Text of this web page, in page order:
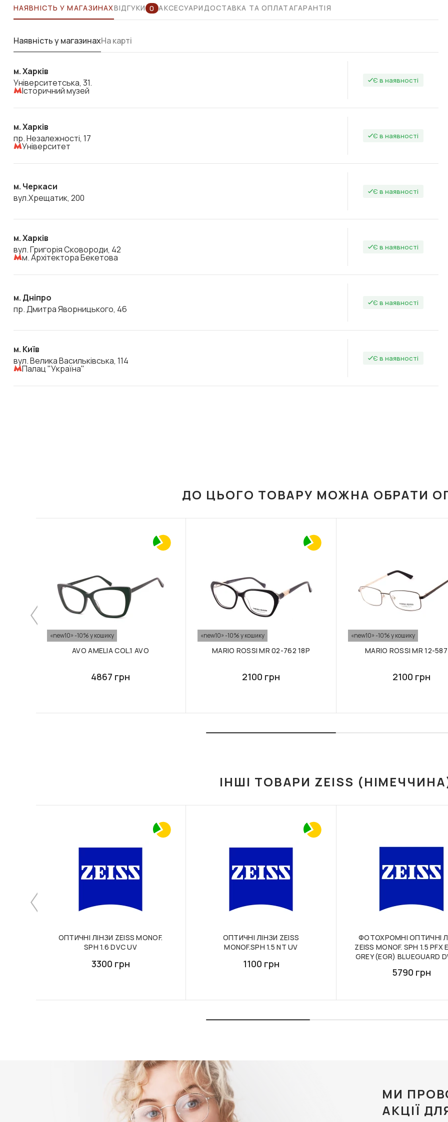
ZEISS PhotoFusion Extra Grey - доставка зі складу в Європі протягом 14 робочих днів.
НАЯВНІСТЬ У МАГАЗИНАХВІДГУКИ 0 АКСЕСУАРИДОСТАВКА ТА ОПЛАТАГАРАНТІЯ
Наявність у магазинахНа карті
м. Харків
Університетська, 31.
Історичний музей
Є в наявності
м. Харків
пр. Незалежності, 17
Університет
Є в наявності
м. Черкаси
вул.Хрещатик, 200
Є в наявності
м. Харків
вул. Григорія Сковороди, 42
м. Архітектора Бекетова
Є в наявності
м. Дніпро
пр. Дмитра Яворницького, 46
Є в наявності
м. Київ
вул. Велика Васильківська, 114
Палац "Україна"
Є в наявності
ДО ЦЬОГО ТОВАРУ МОЖНА ОБРАТИ
«new10» -10% у кошику
AVO AMELIA COL.1 AVO
4867 грн
«new10» -10% у кошику
MARIO ROSSI MR 02-762 18P
2100 грн
«new10» -10% у кошику
MARIO ROSSI MR 12-
2100 грн
ІНШІ ТОВАРИ ZEISS
ОПТИЧНІ ЛІНЗИ ZEISS MONOF.
SPH 1.6 DVC UV
3300 грн
ОПТИЧНІ ЛІНЗИ ZEISS
MONOF.SPH 1.5 NT UV
1100 грн
ФОТОХРОМНІ ОПТИЧНІ
ZEISS MONOF. SPH 1.5 PFX
GREY (EGR) BLUEGUARD
5790 грн
МИ
АКЦІЇ